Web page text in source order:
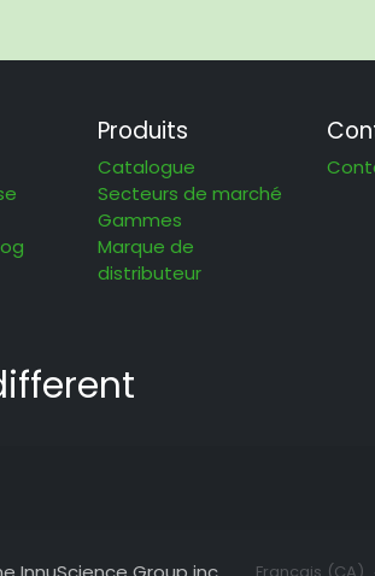
Produits
Catalogue
Secteurs de marché
Gammes
Marque de
distributeur